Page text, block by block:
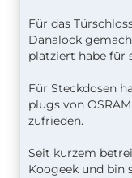
Für das
Danalock
platziert habe für
Für Steckdosen
plugs von
zufrieden.
Seit kurzem
Koogeek und bin